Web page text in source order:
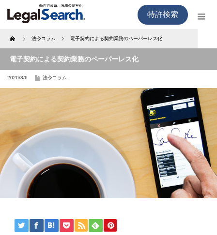
特許検索
Home 法令コラム 電子契約による契約業務のペーパーレス化
電子契約による契約業務のペーパーレス化
2020/8/6 法令コラム